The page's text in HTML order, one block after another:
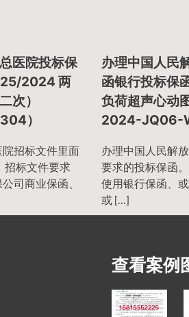
医院投标保
25/2024 两
次）
）
招标文件里面
招标文件要求
司商业保函、
办理中国人民
函银行投标保
负荷超声心动
2024-JQ06-
办理中国人民解
要求的投标保函
使用银行保函、
或 […]
查看案例